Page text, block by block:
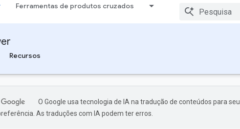
Ferramentas de produtos cruzados
Recursos
O Google usa tecnologia de IA na tradução de conteúdos para seu
As traduções com IA podem ter erros.